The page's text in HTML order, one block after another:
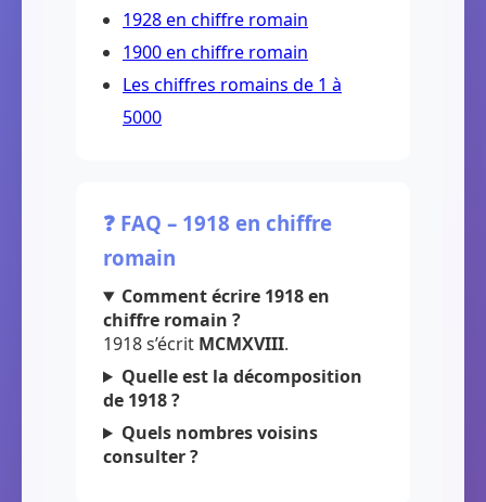
1928 en chiffre romain
1900 en chiffre romain
Les chiffres romains de 1 à
5000
❓ FAQ – 1918 en chiffre
romain
Comment écrire 1918 en
chiffre romain ?
1918 s’écrit MCMXVIII.
Quelle est la décomposition
de 1918 ?
Quels nombres voisins
consulter ?